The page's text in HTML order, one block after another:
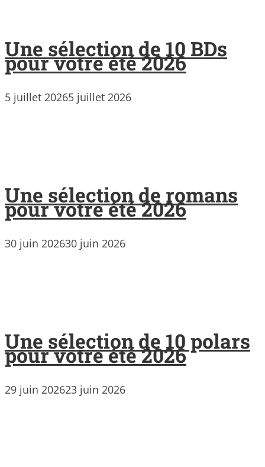
Une sélection de 10 BDs
pour votre été 2026
5 juillet 20265 juillet 2026
Une sélection de romans
pour votre été 2026
30 juin 202630 juin 2026
Une sélection de 10 polars
pour votre été 2026
29 juin 202623 juin 2026